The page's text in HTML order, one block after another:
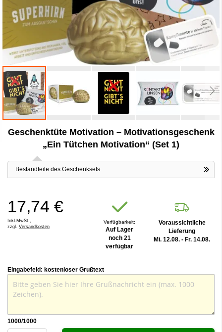
Anfang
Geschenktüte Motivation – Motivationsgeschenk
„Ein Tütchen Motivation“ (Set 1)
Bestandteile des Geschenksets
17,74 €
Inkl.MwSt.,
zzgl. Versandkosten
Verfügbarkeit:
Auf Lager
noch 21
verfügbar
Voraussichtliche
Lieferung
Mi. 12.08. - Fr. 14.08.
Eingabefeld: kostenloser Grußtext
1000/1000